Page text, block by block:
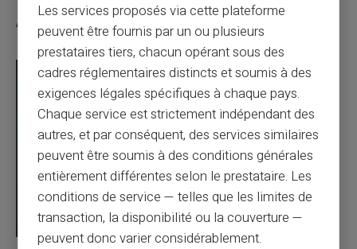
Articles similaires
Les services proposés via cette plateforme
peuvent être fournis par un ou plusieurs
prestataires tiers, chacun opérant sous des
cadres réglementaires distincts et soumis à des
exigences légales spécifiques à chaque pays.
Chaque service est strictement indépendant des
autres, et par conséquent, des services similaires
peuvent être soumis à des conditions générales
entièrement différentes selon le prestataire. Les
conditions de service — telles que les limites de
transaction, la disponibilité ou la couverture —
peuvent donc varier considérablement.